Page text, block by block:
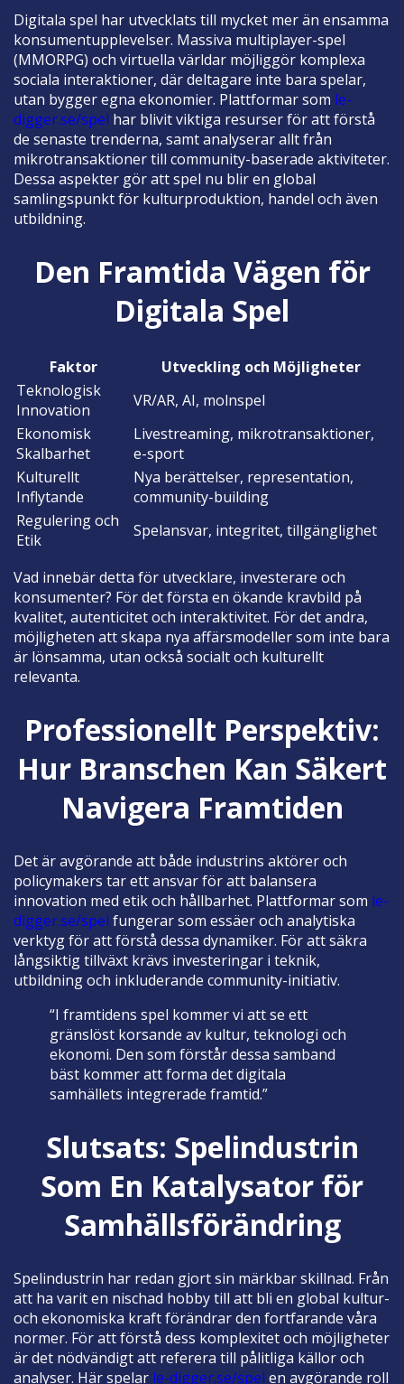
Digitala spel har utvecklats till mycket mer än ensamma
konsumentupplevelser. Massiva multiplayer-spel
(MMORPG) och virtuella världar möjliggör komplexa
sociala interaktioner, där deltagare inte bara spelar,
utan bygger egna ekonomier. Plattformar som le-
digger.se/spel har blivit viktiga resurser för att förstå
de senaste trenderna, samt analyserar allt från
mikrotransaktioner till community-baserade aktiviteter.
Dessa aspekter gör att spel nu blir en global
samlingspunkt för kulturproduktion, handel och även
utbildning.
Den Framtida Vägen för
Digitala Spel
Faktor
Utveckling och Möjligheter
Teknologisk
Innovation
VR/AR, AI, molnspel
Ekonomisk
Skalbarhet
Livestreaming, mikrotransaktioner,
e-sport
Kulturellt
Inflytande
Nya berättelser, representation,
community-building
Regulering och
Etik
Spelansvar, integritet, tillgänglighet
Vad innebär detta för utvecklare, investerare och
konsumenter? För det första en ökande kravbild på
kvalitet, autenticitet och interaktivitet. För det andra,
möjligheten att skapa nya affärsmodeller som inte bara
är lönsamma, utan också socialt och kulturellt
relevanta.
Professionellt Perspektiv:
Hur Branschen Kan Säkert
Navigera Framtiden
Det är avgörande att både industrins aktörer och
policymakers tar ett ansvar för att balansera
innovation med etik och hållbarhet. Plattformar som le-
digger.se/spel fungerar som essäer och analytiska
verktyg för att förstå dessa dynamiker. För att säkra
långsiktig tillväxt krävs investeringar i teknik,
utbildning och inkluderande community-initiativ.
“I framtidens spel kommer vi att se ett
gränslöst korsande av kultur, teknologi och
ekonomi. Den som förstår dessa samband
bäst kommer att forma det digitala
samhällets integrerade framtid.”
Slutsats: Spelindustrin
Som En Katalysator för
Samhällsförändring
Spelindustrin har redan gjort sin märkbar skillnad. Från
att ha varit en nischad hobby till att bli en global kultur-
och ekonomiska kraft förändrar den fortfarande våra
normer. För att förstå dess komplexitet och möjligheter
är det nödvändigt att referera till pålitliga källor och
analyser. Här spelar le-digger.se/spel en avgörande roll